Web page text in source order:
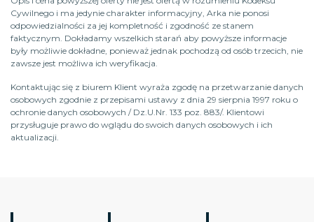
Cywilnego i ma jedynie charakter informacyjny, Arka nie ponosi
odpowiedzialności za jej kompletność i zgodność ze stanem
faktycznym. Dokładamy wszelkich starań aby powyższe informacje
były możliwie dokładne, ponieważ jednak pochodzą od osób trzecich, nie
zawsze jest możliwa ich weryfikacja.
Kontaktując się z biurem Klient wyraża zgodę na przetwarzanie danych
osobowych zgodnie z przepisami ustawy z dnia 29 sierpnia 1997 roku o
ochronie danych osobowych / Dz.U.Nr. 133 poz. 883/. Klientowi
przysługuje prawo do wglądu do swoich danych osobowych i ich
aktualizacji.